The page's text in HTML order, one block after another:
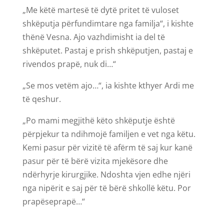
„Me këtë martesë të dytë pritet të vuloset
shkëputja përfundimtare nga familja“, i kishte
thënë Vesna. Ajo vazhdimisht ia del të
shkëputet. Pastaj e prish shkëputjen, pastaj e
rivendos prapë, nuk di…“
„Se mos vetëm ajo…“, ia kishte kthyer Ardi me
të qeshur.
„Po mami megjithë këto shkëputje është
përpjekur ta ndihmojë familjen e vet nga këtu.
Kemi pasur për vizitë të afërm të saj kur kanë
pasur për të bërë vizita mjekësore dhe
ndërhyrje kirurgjike. Ndoshta vjen edhe njëri
nga nipërit e saj për të bërë shkollë këtu. Por
prapëseprapë…“